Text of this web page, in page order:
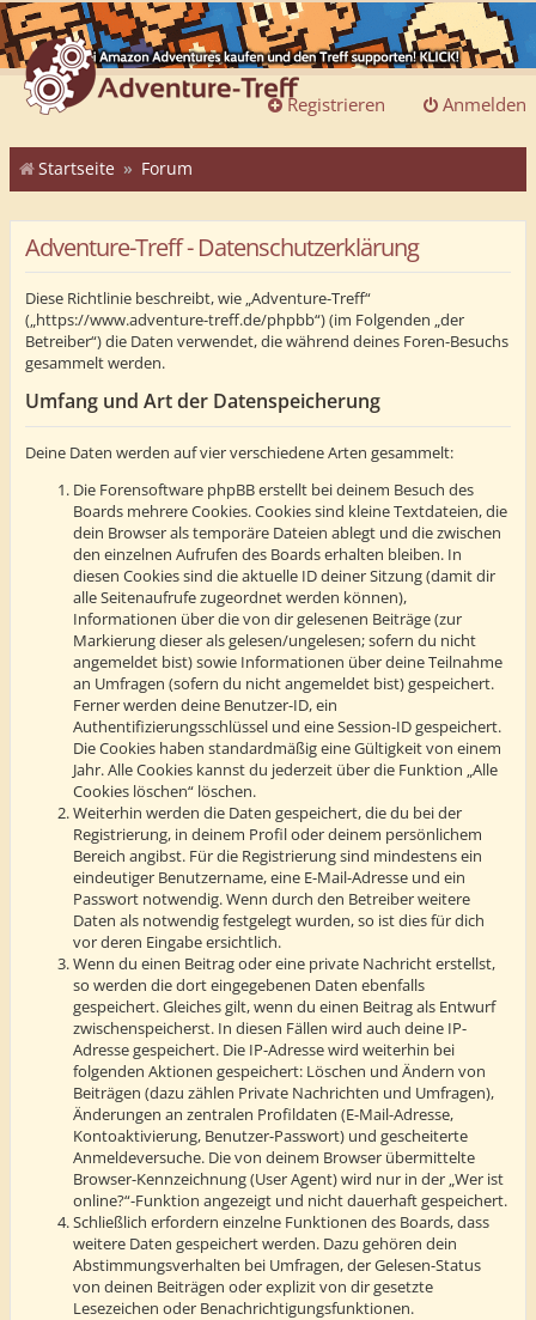
Anmelden
Registrieren
Startseite Forum
Adventure-Treff - Datenschutzerklärung
Diese Richtlinie beschreibt, wie „Adventure-Treff“
(„https://www.adventure-treff.de/phpbb“) (im Folgenden „der
Betreiber“) die Daten verwendet, die während deines Foren-Besuchs
gesammelt werden.
Umfang und Art der Datenspeicherung
Deine Daten werden auf vier verschiedene Arten gesammelt:
Die Forensoftware phpBB erstellt bei deinem Besuch des
Boards mehrere Cookies. Cookies sind kleine Textdateien, die
dein Browser als temporäre Dateien ablegt und die zwischen
den einzelnen Aufrufen des Boards erhalten bleiben. In
diesen Cookies sind die aktuelle ID deiner Sitzung (damit dir
alle Seitenaufrufe zugeordnet werden können),
Informationen über die von dir gelesenen Beiträge (zur
Markierung dieser als gelesen/ungelesen; sofern du nicht
angemeldet bist) sowie Informationen über deine Teilnahme
an Umfragen (sofern du nicht angemeldet bist) gespeichert.
Ferner werden deine Benutzer-ID, ein
Authentifizierungsschlüssel und eine Session-ID gespeichert.
Die Cookies haben standardmäßig eine Gültigkeit von einem
Jahr. Alle Cookies kannst du jederzeit über die Funktion „Alle
Cookies löschen“ löschen.
Weiterhin werden die Daten gespeichert, die du bei der
Registrierung, in deinem Profil oder deinem persönlichem
Bereich angibst. Für die Registrierung sind mindestens ein
eindeutiger Benutzername, eine E-Mail-Adresse und ein
Passwort notwendig. Wenn durch den Betreiber weitere
Daten als notwendig festgelegt wurden, so ist dies für dich
vor deren Eingabe ersichtlich.
Wenn du einen Beitrag oder eine private Nachricht erstellst,
so werden die dort eingegebenen Daten ebenfalls
gespeichert. Gleiches gilt, wenn du einen Beitrag als Entwurf
zwischenspeicherst. In diesen Fällen wird auch deine IP-
Adresse gespeichert. Die IP-Adresse wird weiterhin bei
folgenden Aktionen gespeichert: Löschen und Ändern von
Beiträgen (dazu zählen Private Nachrichten und Umfragen),
Änderungen an zentralen Profildaten (E-Mail-Adresse,
Kontoaktivierung, Benutzer-Passwort) und gescheiterte
Anmeldeversuche. Die von deinem Browser übermittelte
Browser-Kennzeichnung (User Agent) wird nur in der „Wer ist
online?“-Funktion angezeigt und nicht dauerhaft gespeichert.
Schließlich erfordern einzelne Funktionen des Boards, dass
weitere Daten gespeichert werden. Dazu gehören dein
Abstimmungsverhalten bei Umfragen, der Gelesen-Status
von deinen Beiträgen oder explizit von dir gesetzte
Lesezeichen oder Benachrichtigungsfunktionen.